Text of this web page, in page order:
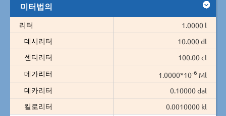
미터법의
리터
1.0000 l
데시리터
10.000 dl
센티리터
100.00 cl
메가리터
1.0000*10-6 Ml
데카리터
0.10000 dal
킬로리터
0.0010000 kl